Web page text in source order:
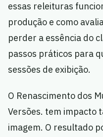
essas releituras
produção e como
perder a essência do
passos práticos para
sessões de exibição.
O Renascimento dos
Versões. tem impacto
imagem. O resultado